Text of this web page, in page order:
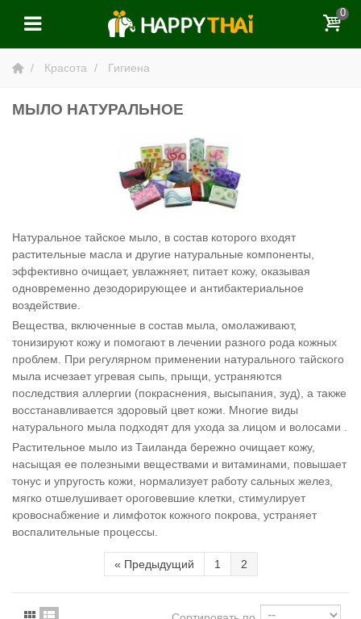
0
Красота Гигиена
МЫЛО НАТУРАЛЬНОЕ
Натуральное тайское мыло, в состав которого входят
растительные масла и другие натуральные компоненты,
эффективно очищает, увлажняет, питает кожу, оказывая
одновременно дезодорирующее и антибактериальное
воздействие.
Вещества, включенные в состав мыла, омолаживают,
тонизируют кожу и помогают в лечении разного рода кожных
проблем. При регулярном применении натурального тайского
мыла исчезает угревая сыпь, прыщи, устраняются
последствия аллергии (покраснения, высыпания, зуд), а также
восстанавливается здоровый цвет кожи. Многие виды
натурального мыла подходят для ухода за лицом и волосами .
Растительное мыло из Таиланда бережно очищает кожу,
насыщая ее полезными веществами и витаминами, повышает
тонус и упругость кожи, нормализует работу сальных желез,
мягко отшелушивает ороговевшие клетки, стимулирует
кровоснабжение и лимфоток кожного покрова, устраняет
воспалительные процессы.
« Предыдущий 1 2